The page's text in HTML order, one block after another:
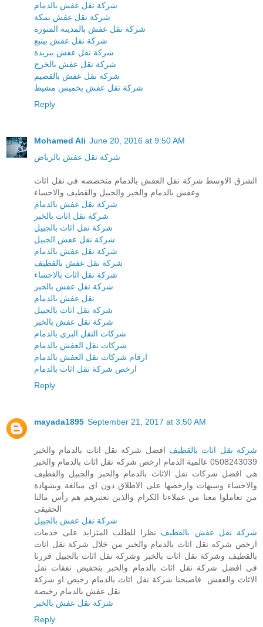
شركة نقل عفش بالدمام
شركة نقل عفش بمكة
شركة نقل عفش بالمدينة المنورة
شركة نقل عفش بينبع
شركة نقل عفش ببريدة
شركة نقل عفش بالخرج
شركة نقل عفش بالقصيم
شركة نقل عفش بخميس مشيط
Reply
Mohamed Ali June 20, 2016 at 9:50 AM
شركة نقل عفش بالرياض
الشرق الاوسط شركة نقل العفش بالدمام متخصصه فى نقل اثاث
وعفش بالدمام والخبر والجبيل والقطيف والاحساء
شركة نقل عفش بالدمام
شركة نقل اثاث بالخبر
شركة نقل اثاث بالجبيل
شركة نقل عفش الجبيل
شركة نقل عفش بالدمام
شركة نقل عفش بالقطيف
شركة نقل اثاث بالاحساء
شركة نقل عفش بالخبر
نقل عفش بالدمام
شركة نقل اثاث بالجبيل
شركة نقل عفش بالخبر
شركات النقل البري بالدمام
شركات نقل العفش بالدمام
ارقام شركات نقل العفش بالدمام
ارخص شركة نقل اثاث بالدمام
Reply
mayada1895 September 21, 2017 at 3:50 AM
شركة نقل اثاث بالقطيف افضل شركة نقل اثاث بالدمام والخبر
0508243039 عالمية الدمام ارخص شركه نقل اثاث بالدمام والخبر
هى افضل شركات نقل الاثاث بالدمام والخبر والجبيل والقطيف
والاحساء وسيهات وارخصها على الاطلاق دون اى مبالغة وبشهادة
من تعاملوا معنا من عملاءنا الكرام والذين نعتبرهم هم رأس مالنا
الحقيقى
شركة نقل عفش بالجبيل
شركة نقل عفش بالقطيف نظرا للطلب المتزايد على خدمات
ارخص شركه نقل اثاث بالدمام والخبر من خلال شركة نقل اثاث
بالقطيف وشركة نقل اثاث بالخبر وشركة نقل اثاث بالجبيل قررنا
فى افضل شركة نقل اثاث بالدمام والخبر بتخفيض نفقات نقل
الاثاث والعفش فاصبحنا شركة نقل اثاث بالدمام رخيص او شركة
نقل عفش بالدمام رخيصة
شركة نقل عفش بالخبر
Reply